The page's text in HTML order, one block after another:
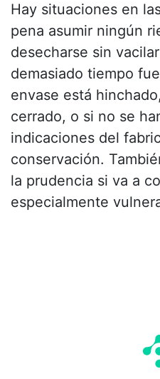
Hay situaciones en
pena asumir ningún
desecharse sin
demasiado tiempo
envase está
cerrado, o si no se
indicaciones del
conservación.
la prudencia si va a
especialmente